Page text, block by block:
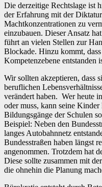
Die derzeitige Rechtslage ist
der Erfahrung mit der
Machtkonzentrationen zu
einzubauen. Dieser Ansatz
führt an vielen Stellen zur
Blockade. Hinzu kommt,
Kompetenzebene entstanden
Wir sollten akzeptieren, dass
beruflichen
verändert haben. Wer heute
oder muss, kann seine
Bildungsgänge der Schulen
Beispiel: Neben den
langes Autobahnnetz
Bundesstraßen haben längst
angenommen. Trotzdem hat
Diese sollte zusammen mit
die ohnehin die Planung